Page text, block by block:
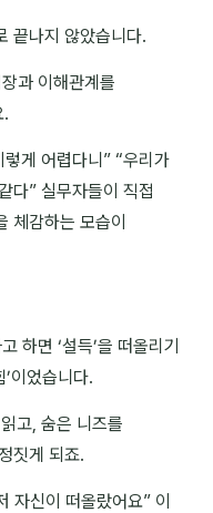
끝나지 않았습니다.
과 이해관계를
.
게 어렵다니” “우리가
다” 실무자들이 직접
체감하는 모습이
하면 ‘설득’을 떠올리기
이었습니다.
고, 숨은 니즈를
짓게 되죠.
자신이 떠올랐어요” 이